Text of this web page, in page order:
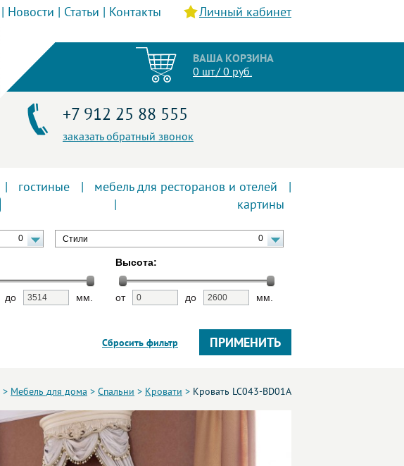
Новости Статьи Контакты Личный кабинет
ВАША КОРЗИНА
0 шт./ 0 руб.
+7 912 25 88 555
заказать обратный звонок
гостиные мебель для ресторанов и отелей
картины
0 Стили 0
до мм.
Высота:
от до мм.
ПРИМЕНИТЬ
Сбросить фильтр
> Мебель для дома > Спальни > Кровати > Кровать LC043-BD01A